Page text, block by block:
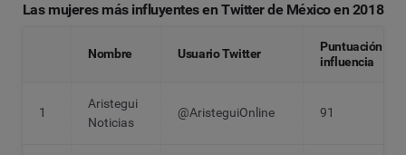
Las mujeres más influyentes en Twitter de México en 2018
Nombre Usuario Twitter
Puntuación
influencia
1
Aristegui
Noticias
@AristeguiOnline 91